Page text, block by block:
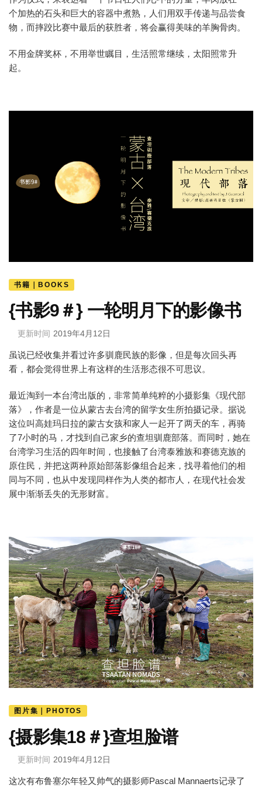
个加热的石头和巨大的容器中煮熟，人们用双手传递与品尝食
物，而摔跤比赛中最后的获胜者，将会赢得美味的羊胸骨肉。
不用金牌奖杯，不用举世瞩目，生活照常继续，太阳照常升
起。
书籍｜BOOKS
{书影9＃} 一轮明月下的影像书
更新时间 2019年4月12日
虽说已经收集并看过许多驯鹿民族的影像，但是每次回头再
看，都会觉得世界上有这样的生活形态很不可思议。
最近淘到一本台湾出版的，非常简单纯粹的小摄影集《现代部
落》，作者是一位从蒙古去台湾的留学女生所拍摄记录。据说
这位叫高娃玛日拉的蒙古女孩和家人一起开了两天的车，再骑
了7小时的马，才找到自己家乡的查坦驯鹿部落。而同时，她在
台湾学习生活的四年时间，也接触了台湾泰雅族和赛德克族的
原住民，并把这两种原始部落影像组合起来，找寻着他们的相
同与不同，也从中发现同样作为人类的都市人，在现代社会发
展中渐渐丢失的无形财富。
图片集｜PHOTOS
{摄影集18＃}查坦脸谱
更新时间 2019年4月12日
这次有布鲁塞尔年轻又帅气的摄影师Pascal Mannaerts记录了